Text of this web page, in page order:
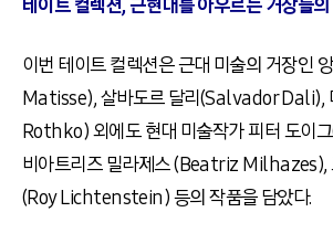
테이트 컬렉션, 근현대를 아우르는 거장들
이번 테이트 컬렉션은 근대 미술의 거장인
Matisse), 살바도르 달리(Salvador Dali),
Rothko) 외에도 현대 미술작가 피터 도이
비아트리즈 밀라제스 (Beatriz Milhazes),
(Roy Lichtenstein) 등의 작품을 담았다.